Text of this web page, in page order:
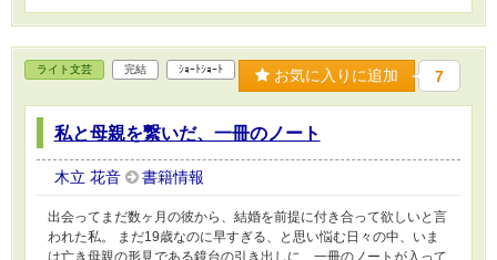
紙画像は、イトノコ様のフリーアイコンを使わ
せて頂いています。
ライト文芸 完結 ｼｮｰﾄｼｮｰﾄ お気に入りに追加 7
私と母親を繋いだ、一冊のノート
木立 花音 書籍情報
出会ってまだ数ヶ月の彼から、結婚を前提に付き合って欲しいと言
われた私。 まだ19歳なのに早すぎる、と思い悩む日々の中、いま